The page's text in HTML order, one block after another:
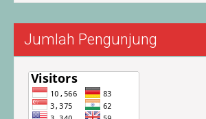
Jumlah Pengunjung